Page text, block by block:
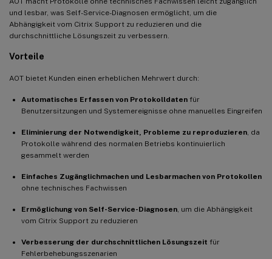
und lesbar, was Self-Service-Diagnosen ermöglicht, um die
Abhängigkeit vom Citrix Support zu reduzieren und die
durchschnittliche Lösungszeit zu verbessern.
Vorteile
AOT bietet Kunden einen erheblichen Mehrwert durch:
Automatisches Erfassen von Protokolldaten für
Benutzersitzungen und Systemereignisse ohne manuelles Eingreifen
Eliminierung der Notwendigkeit, Probleme zu reproduzieren , da
Protokolle während des normalen Betriebs kontinuierlich
gesammelt werden
Einfaches Zugänglichmachen und Lesbarmachen von Protokollen
ohne technisches Fachwissen
Ermöglichung von Self-Service-Diagnosen , um die Abhängigkeit
vom Citrix Support zu reduzieren
Verbesserung der durchschnittlichen Lösungszeit für
Fehlerbehebungsszenarien